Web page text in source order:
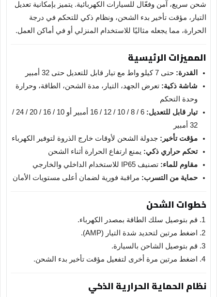
شحن سريع، آمن وفعّال للسيارات الكهربائية. يتميز بإمكانية تعديل
التيار، مؤقت تأخير بدء الشحن، ونظام ذكي للتحكم في درجة
الحرارة، مما يجعله مثاليًا للاستخدام المنزلي أو في أماكن العمل.
المميزات الرئيسية
القدرة: حتى 7 كيلو واط مع تيار قابل للتعديل حتى 32 أمبير
شاشة ذكية: تعرض الجهد، التيار، مدة الشحن، الطاقة، وحرارة
وحدة التحكم
تيار قابل للتعديل:
6 / 8 / 10 / 12 / 16 أمبير أو 10 / 16 / 20 / 24 /
32 أمبير
مؤقت تأخير: جدولة الشحن لأوقات خارج الذروة لتوفير الكهرباء
تحكم حراري ذكي: يمنع ارتفاع الحرارة أثناء الشحن
مقاوم للماء: تصنيف IP65 للاستخدام الداخلي والخارجي
حماية من التسرب: مراقبة فورية لضمان أعلى مستويات الأمان
خطوات الشحن
قم بتوصيل سلك الطاقة بمصدر الكهرباء.
اضغط مرتين لتحديد شدة التيار (AMP).
قم بتوصيل الشاحن بالسيارة.
اضغط مرتين مرة أخرى لتفعيل مؤقت تأخير بدء الشحن.
نظام الحماية الحرارية الذكي